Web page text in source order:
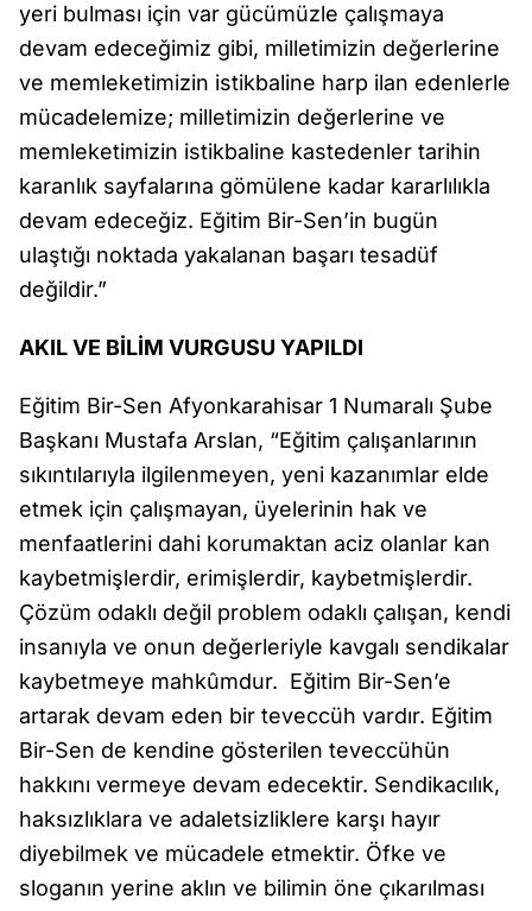
yeri bulması için var gücümüzle çalışmaya
devam edeceğimiz gibi, milletimizin değerlerine
ve memleketimizin istikbaline harp ilan edenlerle
mücadelemize; milletimizin değerlerine ve
memleketimizin istikbaline kastedenler tarihin
karanlık sayfalarına gömülene kadar kararlılıkla
devam edeceğiz. Eğitim Bir-Sen’in bugün
ulaştığı noktada yakalanan başarı tesadüf
değildir.”
AKIL VE BİLİM VURGUSU YAPILDI
Eğitim Bir-Sen Afyonkarahisar 1 Numaralı Şube
Başkanı Mustafa Arslan, “Eğitim çalışanlarının
sıkıntılarıyla ilgilenmeyen, yeni kazanımlar elde
etmek için çalışmayan, üyelerinin hak ve
menfaatlerini dahi korumaktan aciz olanlar kan
kaybetmişlerdir, erimişlerdir, kaybetmişlerdir.
Çözüm odaklı değil problem odaklı çalışan, kendi
insanıyla ve onun değerleriyle kavgalı sendikalar
kaybetmeye mahkûmdur. Eğitim Bir-Sen’e
artarak devam eden bir teveccüh vardır. Eğitim
Bir-Sen de kendine gösterilen teveccühün
hakkını vermeye devam edecektir. Sendikacılık,
haksızlıklara ve adaletsizliklere karşı hayır
diyebilmek ve mücadele etmektir. Öfke ve
sloganın yerine aklın ve bilimin öne çıkarılması